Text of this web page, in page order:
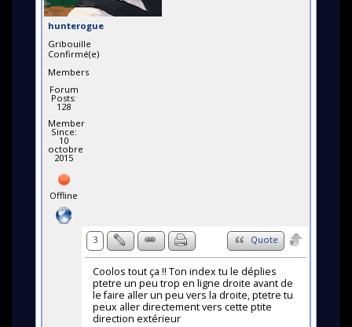
hunterogue
Gribouille
Confirmé(e)
Members
Forum
Posts:
128
Member
Since:
10
octobre
2015
Offline
3 Quote
Coolos tout ça !! Ton index tu le déplies
ptetre un peu trop en ligne droite avant de
le faire aller un peu vers la droite, ptetre tu
peux aller directement vers cette ptite
direction extérieur